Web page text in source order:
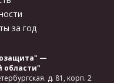
за год
—
области"
д. 81, корп. 2